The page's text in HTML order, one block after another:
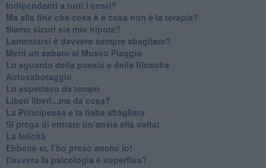
​Indipendenti a tutti i costi?
​Ma alla fine che cosa è e cosa non è la terapia?
​Siamo sicuri sia mio nipote?
​Lamentarsi è davvero sempre sbagliato?
​Metti un sabato al Museo Piaggio
​Lo sguardo della poesia e della filosofia
Autosabotaggio
​Lo aspettavo da tempo
​Liberi liberi...ma da cosa?
​La Principessa e la fiaba sbagliata
Si prega di entrare un’ansia alla volta!
​La felicità
​Ebbene sì, l’ho preso anche io!
​Davvero la psicologia è superflua?